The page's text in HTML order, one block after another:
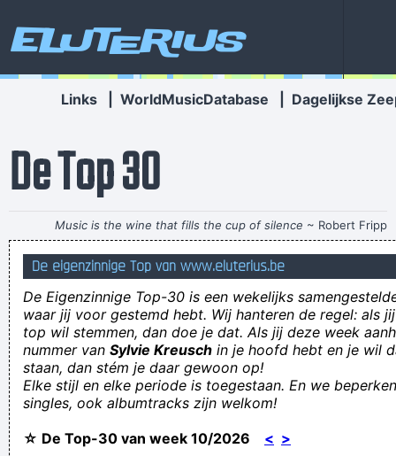
Eluterius
Links WorldMusicDatabase Dagelijkse
De Top 30
Music is the wine that fills the cup of silence ~ Robert Fripp
dit is quote 3890
It looks like ketchup, it tastes like ketchup, but man... It ain't
ketchup!!!
Als je bij het woord "puik" aan kots (puke) denkt, wordt het
allemaal plots een pak minder feestelijk
Rij mor rœustig jom.
beter aan dan op de fles
VAR : volgens ajax regels
De eigenzinnige Top van www.eluterius.be
De Eigenzinnige Top-30 is een wekelijks
waar jij voor gestemd hebt. Wij hanteren de regel: als
top wil stemmen, dan doe je dat. Als jij deze week
nummer van Sylvie Kreusch in je hoofd hebt en je wil
staan, dan stém je daar gewoon op!
Elke stijl en elke periode is toegestaan. En we
singles, ook albumtracks zijn welkom!
☆ De Top-30 van week 10/2026 < >